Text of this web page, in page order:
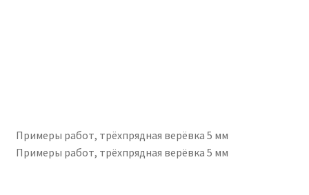
Примеры работ, трёхпрядная верёвка 5 мм
Примеры работ, трёхпрядная верёвка 5 мм